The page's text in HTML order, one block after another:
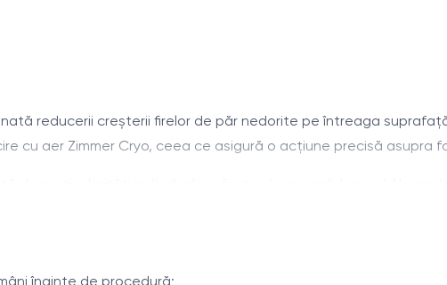
reducerii creșterii firelor de păr nedorite pe întreaga
cu aer Zimmer Cryo, ceea ce asigură o acțiune precisă
la îmbunătățirea aspectului pielii.
înainte de procedură;